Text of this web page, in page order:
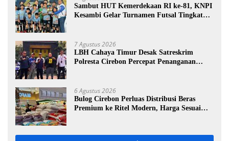
Sambut HUT Kemerdekaan RI ke-81, KNPI
Kesambi Gelar Turnamen Futsal Tingkat
7 Agustus 2026
LBH Cahaya Timur Desak Satreskrim
Polresta Cirebon Percepat Penanganan
6 Agustus 2026
Bulog Cirebon Perluas Distribusi Beras
Premium ke Ritel Modern, Harga Sesuai